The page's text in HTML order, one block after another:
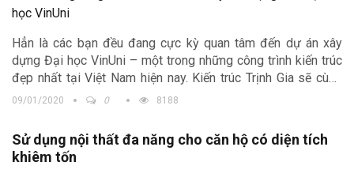
Hẳn là các bạn đều đang cực kỳ quan tâm đến dự án xây
dựng Đại học VinUni – một trong những công trình kiến trúc
đẹp nhất tại Việt Nam hiện nay. Kiến trúc Trịnh Gia sẽ cùng
các bạn chiêm ngưỡng thiết kế mang đậm phong cách Châu
09/01/2020 0 8188
Sử dụng nội thất đa năng cho căn hộ có diện tích
khiêm tốn